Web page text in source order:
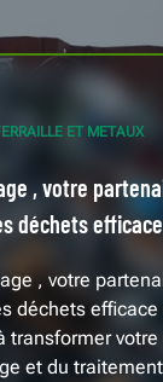
ET METAUX
, votre
déchets
, votre
déchets efficace
transformer
et du